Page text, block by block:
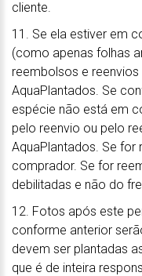
cliente.
11. Se ela estiver em
(como apenas folhas
reembolsos e
AquaPlantados. Se
espécie não está em
pelo reenvio ou pelo
AquaPlantados. Se
comprador. Se for
debilitadas e não do
12. Fotos após este
conforme anterior
devem ser plantadas
que é de inteira